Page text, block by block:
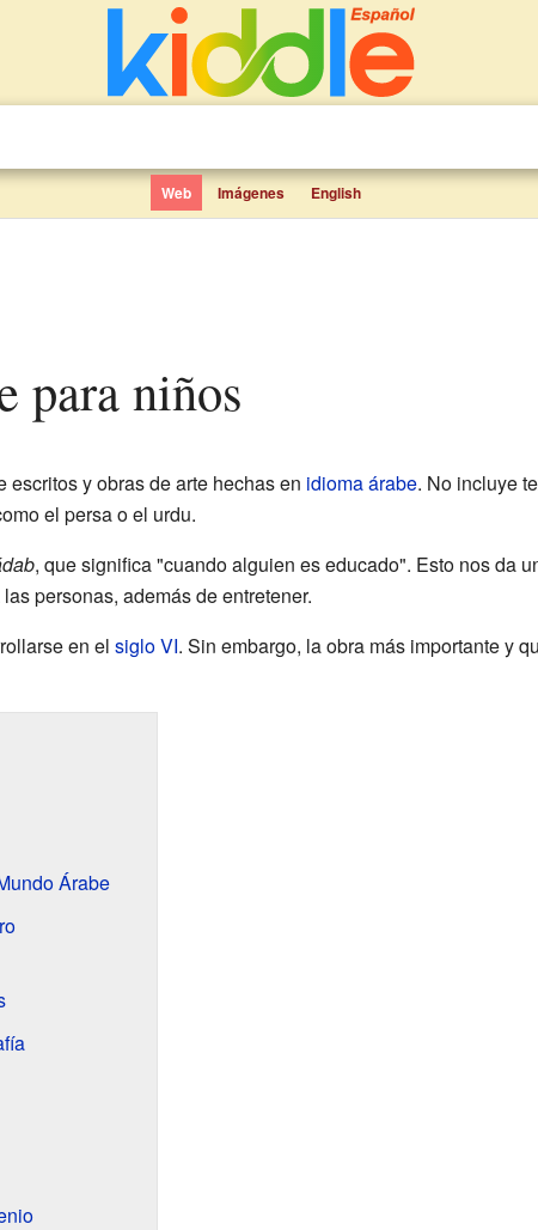
Web Imágenes English
para niños
y obras de arte hechas en idioma árabe. No incluye
el persa o el urdu.
, que significa "cuando alguien es educado". Esto nos da
personas, además de entretener.
en el siglo VI. Sin embargo, la obra más importante y
Árabe